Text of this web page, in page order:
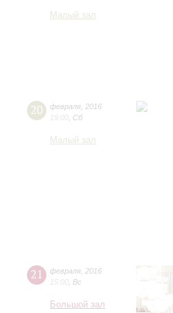
Малый зал
20 февраля 2016
19:00 Сб
Малый зал
21 февраля 2016
15:00 Вс
Большой зал